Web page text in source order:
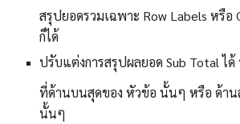
สรุปยอดรวมเฉพาะ Row Labels หรือ
ก็ได้
ปรับแต่งการสรุปผลยอด Sub Total ได้
ที่ด้านบนสุดของ หัวข้อ นั้นๆ หรือ ด้าน
นั้นๆ